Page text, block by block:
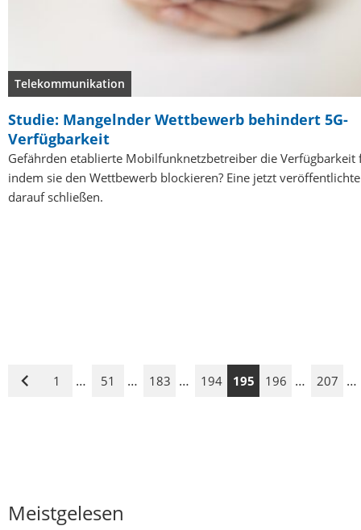
Telekommunikation
Studie: Mangelnder Wettbewerb behindert 5G-
Verfügbarkeit
Gefährden etablierte Mobilfunknetzbetreiber die Verfügbarkeit
indem sie den Wettbewerb blockieren? Eine jetzt
darauf schließen.
Vorige
1 … 51 … 183 … 194 195 196 … 207 …
Meistgelesen